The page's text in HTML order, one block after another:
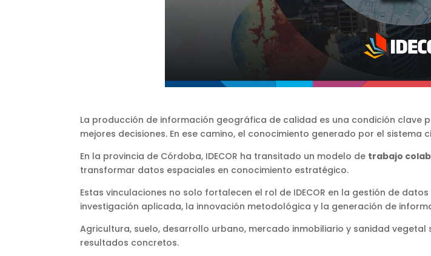
La producción de información geográfica de calidad es una condición
mejores decisiones. En ese camino, el conocimiento generado por el
En la provincia de Córdoba, IDECOR ha transitado un modelo de trabajo
transformar datos espaciales en conocimiento estratégico.
Estas vinculaciones no solo fortalecen el rol de IDECOR en la gestión de
investigación aplicada, la innovación metodológica y la generación de
Agricultura, suelo, desarrollo urbano, mercado inmobiliario y sanidad
resultados concretos.